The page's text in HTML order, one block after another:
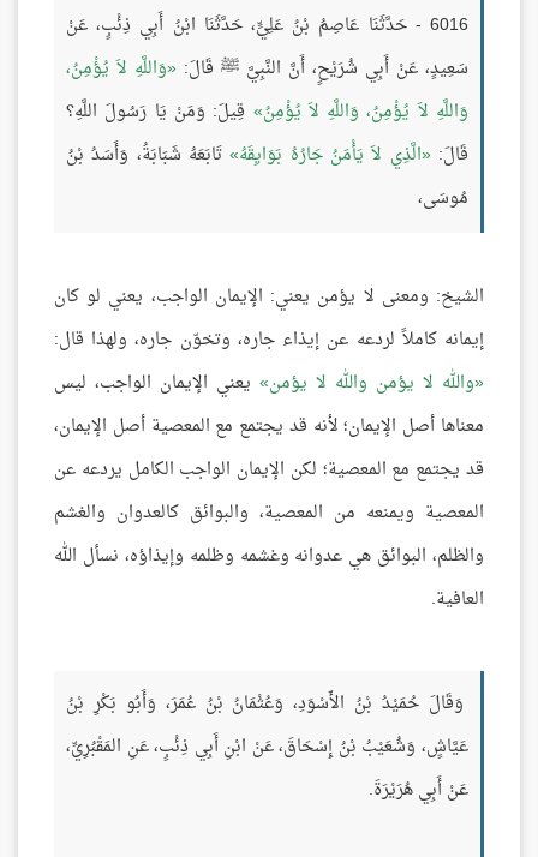
6016 - حَدَّثَنَا عَاصِمُ بْنُ عَلِيٍّ، حَدَّثَنَا ابْنُ أَبِي ذِئْبٍ، عَنْ
سَعِيدٍ، عَنْ أَبِي شُرَيْحٍ، أَنَّ النَّبِيَّ ﷺ قَالَ: وَاللَّهِ لاَ يُؤْمِنُ،
وَاللَّهِ لاَ يُؤْمِنُ، وَاللَّهِ لاَ يُؤْمِنُ
قِيلَ: وَمَنْ يَا رَسُولَ اللَّهِ؟
قَالَ: الَّذِي لاَ يَأْمَنُ جَارُهُ بَوَايِقَهُ تَابَعَهُ شَبَابَةُ، وَأَسَدُ بْنُ
مُوسَى،
الشيخ: ومعنى لا يؤمن يعني: الإيمان الواجب، يعني لو كان
إيمانه كاملاً لردعه عن إيذاء جاره، وتخوّن جاره، ولهذا قال:
والله لا يؤمن والله لا يؤمن
يعني الإيمان الواجب، ليس
معناها أصل الإيمان؛ لأنه قد يجتمع مع المعصية أصل الإيمان،
قد يجتمع مع المعصية؛ لكن الإيمان الواجب الكامل يردعه عن
المعصية ويمنعه من المعصية، والبوائق كالعدوان والغشم
والظلم، البوائق هي عدوانه وغشمه وظلمه وإيذاؤه، نسأل الله
العافية.
وَقَالَ حُمَيْدُ بْنُ الأَسْوَدِ، وَعُثْمَانُ بْنُ عُمَرَ، وَأَبُو بَكْرِ بْنُ
عَيَّاشٍ، وَشُعَيْبُ بْنُ إِسْحَاقَ، عَنْ ابْنِ أَبِي ذِئْبٍ، عَنِ المَقْبُرِيِّ،
عَنْ أَبِي هُرَيْرَةَ.